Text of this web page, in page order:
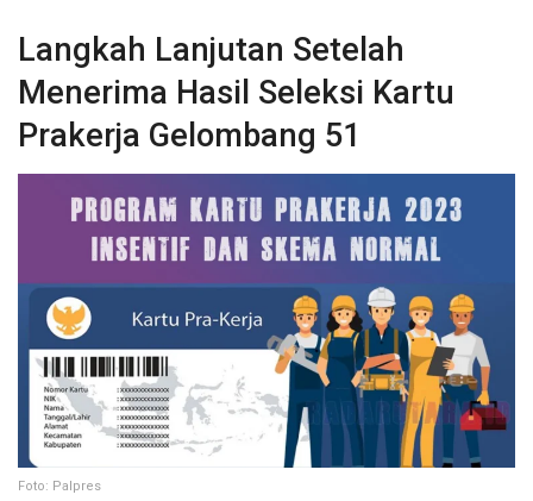
Langkah Lanjutan Setelah
Menerima Hasil Seleksi Kartu
Prakerja Gelombang 51
Foto: Palpres